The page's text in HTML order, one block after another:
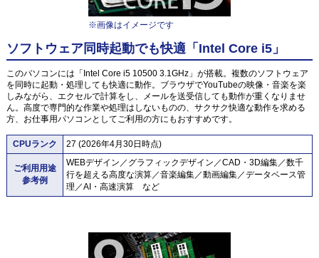
※画像はイメージです
ソフトウェア同時起動でも快適「Intel Core i5」
このパソコンには「Intel Core i5 10500 3.1GHz」が搭載。複数のソフトウェア
を同時に起動・処理しても快適に動作。ブラウザでYouTubeの映像・音楽を楽
しみながら、エクセルで計算をし、メールを送受信しても動作が重くなりませ
ん。高度で専門的な作業や処理はしないものの、サクサク快適な動作を求める
方、お仕事用パソコンとしてご利用の方にもおすすめです。
CPUランク 27 (2026年4月30日時点)
ご利用用途
参考例
WEBデザイン／グラフィックデザイン／CAD・3D編集／数千
行を超える高度な演算／音楽編集／動画編集／データベース管
理／AI・高速演算 など